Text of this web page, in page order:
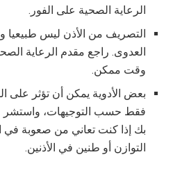
الرعاية الصحية على الفور.
التصريف من الأذن ليس طبيعيا
العدوى. راجع مقدم الرعاية
وقت ممكن.
بعض الأدوية يمكن أن تؤثر على
فقط حسب التوجيهات، واستشر
بك إذا كنت تعاني من صعوبة
التوازن أو طنين في الأذنين.